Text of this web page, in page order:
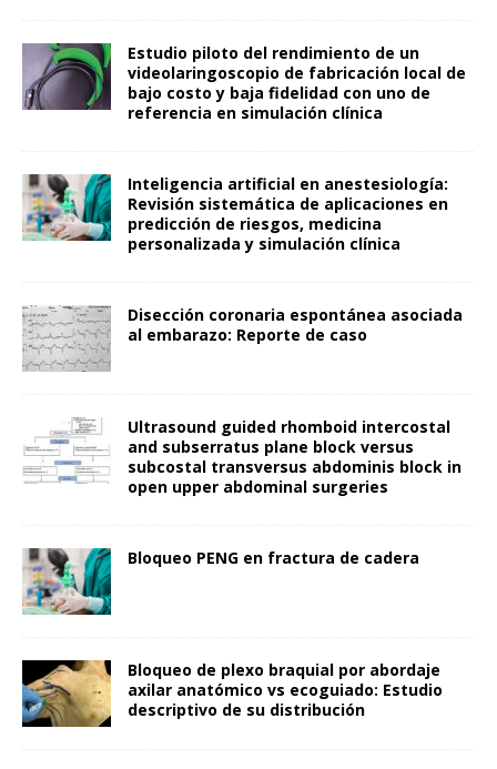
Estudio piloto del rendimiento de un
videolaringoscopio de fabricación local de
bajo costo y baja fidelidad con uno de
referencia en simulación clínica
Inteligencia artificial en anestesiología:
Revisión sistemática de aplicaciones en
predicción de riesgos, medicina
personalizada y simulación clínica
Disección coronaria espontánea asociada
al embarazo: Reporte de caso
Ultrasound guided rhomboid intercostal
and subserratus plane block versus
subcostal transversus abdominis block in
open upper abdominal surgeries
Bloqueo PENG en fractura de cadera
Bloqueo de plexo braquial por abordaje
axilar anatómico vs ecoguiado: Estudio
descriptivo de su distribución